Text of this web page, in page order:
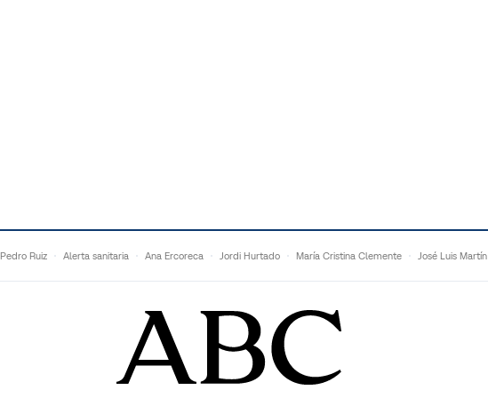
Pedro Ruiz Alerta sanitaria Ana Ercoreca Jordi Hurtado María Cristina Clemente José Luis Martín